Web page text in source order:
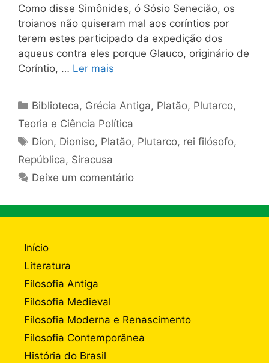
Como disse Simônides, ó Sósio Senecião, os
troianos não quiseram mal aos coríntios por
terem estes participado da expedição dos
aqueus contra eles porque Glauco, originário de
Coríntio, … Ler mais
Categorias
Biblioteca, Grécia Antiga, Platão, Plutarco,
Teoria e Ciência Política
Tags
Díon, Dioniso, Platão, Plutarco, rei filósofo,
República, Siracusa
Deixe um comentário
Início
Literatura
Filosofia Antiga
Filosofia Medieval
Filosofia Moderna e Renascimento
Filosofia Contemporânea
História do Brasil